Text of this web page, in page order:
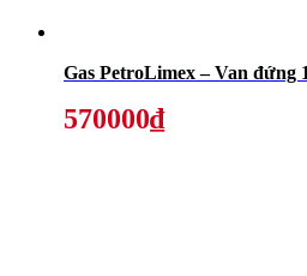
Gas PetroLimex – Van đứng
570000₫